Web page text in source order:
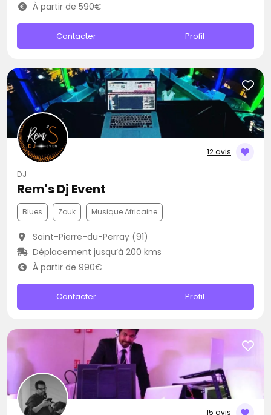
À partir de 590€
Contacter Profil
12 avis
DJ
Rem's Dj Event
Blues Zouk Musique Africaine
Saint-Pierre-du-Perray (91)
Déplacement jusqu’à 200 kms
À partir de 990€
Contacter Profil
15 avis